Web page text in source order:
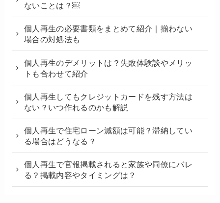
ないことは？￼
個人再生の必要書類をまとめて紹介｜揃わない
場合の対処法も
個人再生のデメリットは？失敗体験談やメリッ
トも合わせて紹介
個人再生してもクレジットカードを残す方法は
ない？いつ作れるのかも解説
個人再生で住宅ローン減額は可能？滞納してい
る場合はどうなる？
個人再生で官報掲載されると家族や同僚にバレ
る？掲載内容やタイミングは？